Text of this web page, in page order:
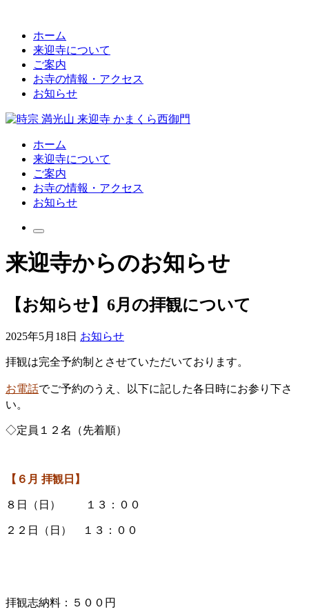
ホーム
来迎寺について
ご案内
お寺の情報・アクセス
お知らせ
ホーム
来迎寺について
ご案内
お寺の情報・アクセス
お知らせ
来迎寺からのお知らせ
【お知らせ】6月の拝観について
2025年5月18日 お知らせ
拝観は完全予約制とさせていただいております。
お電話でご予約のうえ、以下に記した各日時にお参り下さ
い。
◇定員１２名（先着順）
【６ 月 拝観日】
８日（日） １３：００
２２日（日） １３：００
拝観志納料：５００円